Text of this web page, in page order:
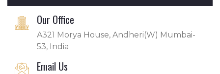
Our Office
A321 Morya House, Andheri(W) Mumbai-
53, India
Email Us